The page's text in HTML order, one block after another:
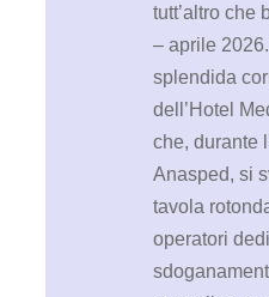
tutt’altro che
– aprile
splendida
dell’Hotel
che, durante
Anasped, si
tavola
operatori